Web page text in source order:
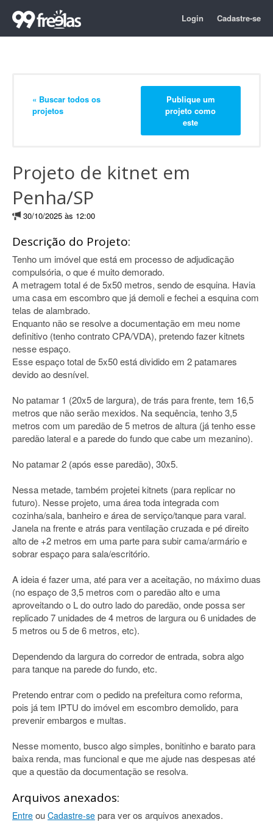
Login Cadastre-se
« Buscar todos os
projetos
Publique um
projeto como
este
Projeto de kitnet em
Penha/SP
30/10/2025 às 12:00
Descrição do Projeto:
Tenho um imóvel que está em processo de adjudicação
compulsória, o que é muito demorado.
A metragem total é de 5x50 metros, sendo de esquina. Havia
uma casa em escombro que já demoli e fechei a esquina com
telas de alambrado.
Enquanto não se resolve a documentação em meu nome
definitivo (tenho contrato CPA/VDA), pretendo fazer kitnets
nesse espaço.
Esse espaço total de 5x50 está dividido em 2 patamares
devido ao desnível.
No patamar 1 (20x5 de largura), de trás para frente, tem 16,5
metros que não serão mexidos. Na sequência, tenho 3,5
metros com um paredão de 5 metros de altura (já tenho esse
paredão lateral e a parede do fundo que cabe um mezanino).
No patamar 2 (após esse paredão), 30x5.
Nessa metade, também projetei kitnets (para replicar no
futuro). Nesse projeto, uma área toda integrada com
cozinha/sala, banheiro e área de serviço/tanque para varal.
Janela na frente e atrás para ventilação cruzada e pé direito
alto de +2 metros em uma parte para subir cama/armário e
sobrar espaço para sala/escritório.
A ideia é fazer uma, até para ver a aceitação, no máximo duas
(no espaço de 3,5 metros com o paredão alto e uma
aproveitando o L do outro lado do paredão, onde possa ser
replicado 7 unidades de 4 metros de largura ou 6 unidades de
5 metros ou 5 de 6 metros, etc).
Dependendo da largura do corredor de entrada, sobra algo
para tanque na parede do fundo, etc.
Pretendo entrar com o pedido na prefeitura como reforma,
pois já tem IPTU do imóvel em escombro demolido, para
prevenir embargos e multas.
Nesse momento, busco algo simples, bonitinho e barato para
baixa renda, mas funcional e que me ajude nas despesas até
que a questão da documentação se resolva.
Arquivos anexados:
Entre ou Cadastre-se para ver os arquivos anexados.